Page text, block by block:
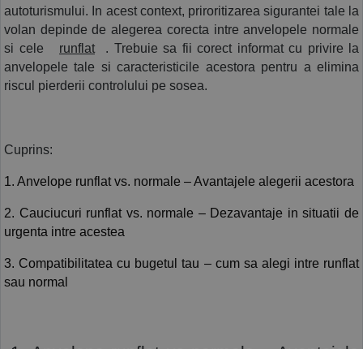
autoturismului. In acest context, priroritizarea sigurantei tale la
volan depinde de alegerea corecta intre anvelopele normale
si cele
runflat
. Trebuie sa fii corect informat cu privire la
anvelopele tale si caracteristicile acestora pentru a elimina
riscul pierderii controlului pe sosea.
Cuprins:
1. Anvelope runflat vs. normale – Avantajele alegerii acestora
2. Cauciucuri runflat vs. normale – Dezavantaje in situatii de
urgenta intre acestea
3. Compatibilitatea cu bugetul tau – cum sa alegi intre runflat
sau normal